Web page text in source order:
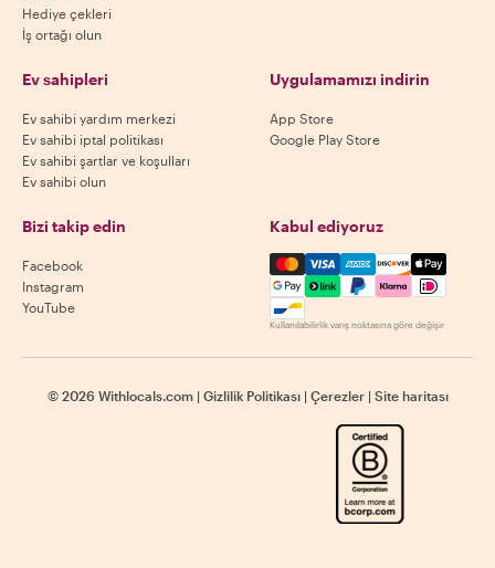
Hediye çekleri
İş ortağı olun
Ev sahipleri
Ev sahibi yardım merkezi
Ev sahibi iptal politikası
Ev sahibi şartlar ve koşulları
Ev sahibi olun
Uygulamamızı indirin
App Store
Google Play Store
Bizi takip edin
Facebook
Instagram
YouTube
Kabul ediyoruz
Mastercard, Visa, Amex,
Kullanılabilirlik varış noktasına göre değişir
© 2026 Withlocals.com | Gizlilik Politikası | Çerezler | Site haritası